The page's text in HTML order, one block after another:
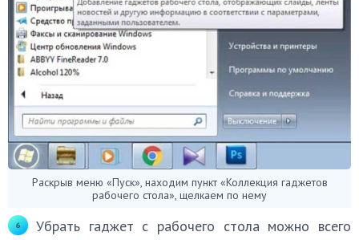
Раскрыв меню «Пуск», находим пункт «Коллекция гаджетов
рабочего стола», щелкаем по нему
Убрать гаджет с рабочего стола можно всего